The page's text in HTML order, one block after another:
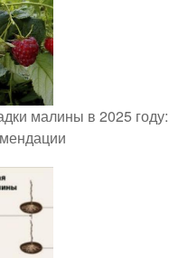
малины в 2025 году: